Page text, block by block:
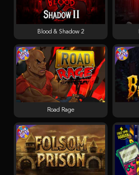
Blood & Shadow 2
Road Rage